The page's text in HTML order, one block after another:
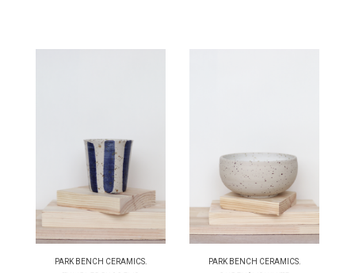
PARK BENCH CERAMICS.
PARK BENCH CERAMICS.